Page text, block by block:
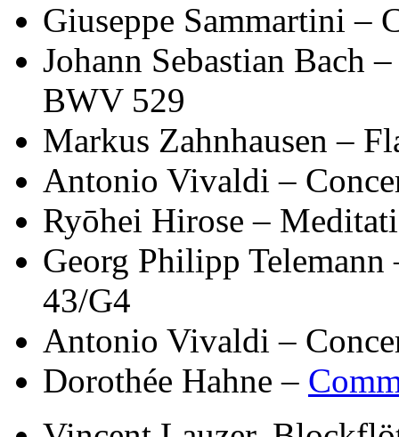
Giuseppe Sammartini –
Johann Sebastian Bach
BWV 529
Markus Zahnhausen –
Antonio Vivaldi –
Ryōhei Hirose –
Georg Philipp
43/G4
Antonio Vivaldi –
Dorothée Hahne –